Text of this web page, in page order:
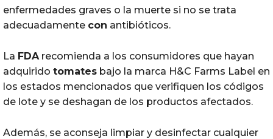
enfermedades graves o la muerte si no se trata
adecuadamente con antibióticos.
La FDA recomienda a los consumidores que hayan
adquirido tomates bajo la marca H&C Farms Label en
los estados mencionados que verifiquen los códigos
de lote y se deshagan de los productos afectados.
Además, se aconseja limpiar y desinfectar cualquier